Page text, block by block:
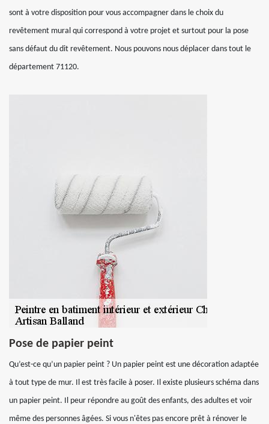
sont à votre disposition pour vous accompagner dans le choix du
revêtement mural qui correspond à votre projet et surtout pour la pose
sans défaut du dit revêtement. Nous pouvons nous déplacer dans tout le
département 71120.
Pose de papier peint
Qu’est-ce qu’un papier peint ? Un papier peint est une décoration adaptée
à tout type de mur. Il est très facile à poser. Il existe plusieurs schéma dans
un papier peint. Il peur répondre au goût des enfants, des adultes et voir
même des personnes âgées. Si vous n'êtes pas encore prêt à rénover le